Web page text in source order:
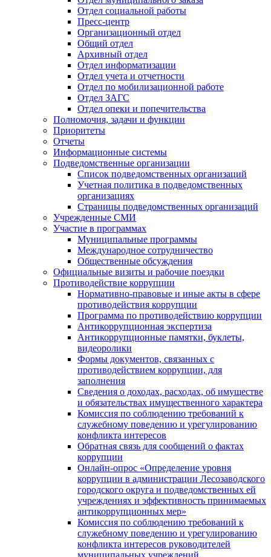
Отдел социальной работы
Пресс-центр
Организационный отдел
Общий отдел
Архивный отдел
Отдел информатизации
Отдел учета и отчетности
Отдел по мобилизационной работе
Отдел ЗАГС
Отдел опеки и попечительства
Полномочия, задачи и функции
Приоритеты
Отчеты
Информационные системы
Подведомственные организации
Список подведомственных организаций
Учетная политика в подведомственных
организациях
Страницы подведомственных организаций
Учрежденные СМИ
Участие в программах
Муниципальные программы
Международное сотрудничество
Общественные обсуждения
Официальные визиты и рабочие поездки
Противодействие коррупции
Нормативно-правовые и иные акты в сфере
противодействия коррупции
Программа по противодействию коррупции
Антикоррупционная экспертиза
Антикоррупционные памятки, буклеты,
видеоролики
Формы документов, связанных с
противодействием коррупции, для
заполнения
Сведения о доходах, расходах, об имуществе
и обязательствах имущественного характера
Комиссия по соблюдению требований к
служебному поведению и урегулированию
конфликта интересов
Обратная связь для сообщений о фактах
коррупции
Онлайн-опрос «Определение уровня
коррупции в администрации Лесозаводского
городского округа и подведомственных ей
учреждениях и эффективность принимаемых
антикоррупционных мер»
Комиссия по соблюдению требований к
служебному поведению и урегулированию
конфликта интересов руководителей